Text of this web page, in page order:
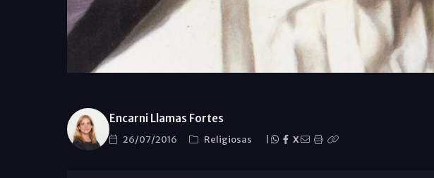
Encarni Llamas Fortes
26/07/2016 Religiosas X